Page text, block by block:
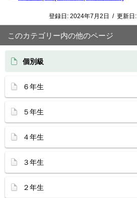
登録日: 2024年7月2日 / 更新日:
このカテゴリー内の他のページ
個別級
６年生
５年生
４年生
３年生
２年生